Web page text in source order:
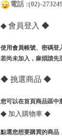
電話 :(02)-
◆ 會員登入 ◆
使用會員帳號、密碼登
若尚未加入，麻煩請先
◆ 挑選商品 ◆
您可以在首頁商品區中
◆ 加入購物車 ◆
點選您想要購買的商品